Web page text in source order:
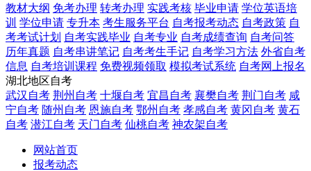
教材大纲 免考办理 转考办理 实践考核 毕业申请 学位英语培
训 学位申请 专升本 考生服务平台 自考报考动态 自考政策 自
考考试计划 自考实践毕业 自考专业 自考成绩查询 自考问答
历年真题 自考串讲笔记 自考考生手记 自考学习方法 外省自考
信息 自考培训课程 免费视频领取 模拟考试系统 自考网上报名
湖北地区自考
武汉自考 荆州自考 十堰自考 宜昌自考 襄樊自考 荆门自考 咸
宁自考 随州自考 恩施自考 鄂州自考 孝感自考 黄冈自考 黄石
自考 潜江自考 天门自考 仙桃自考 神农架自考
网站首页
报考动态